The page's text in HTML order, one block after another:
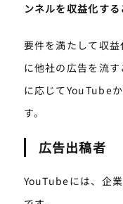
ンネルを収益化す
要件を満たして収
に他社の広告を流
に応じてYouTube
す。
広告出稿者
YouTubeには、企